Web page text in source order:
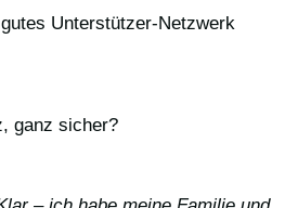
Unterstützer-Netzwerk
ganz sicher?